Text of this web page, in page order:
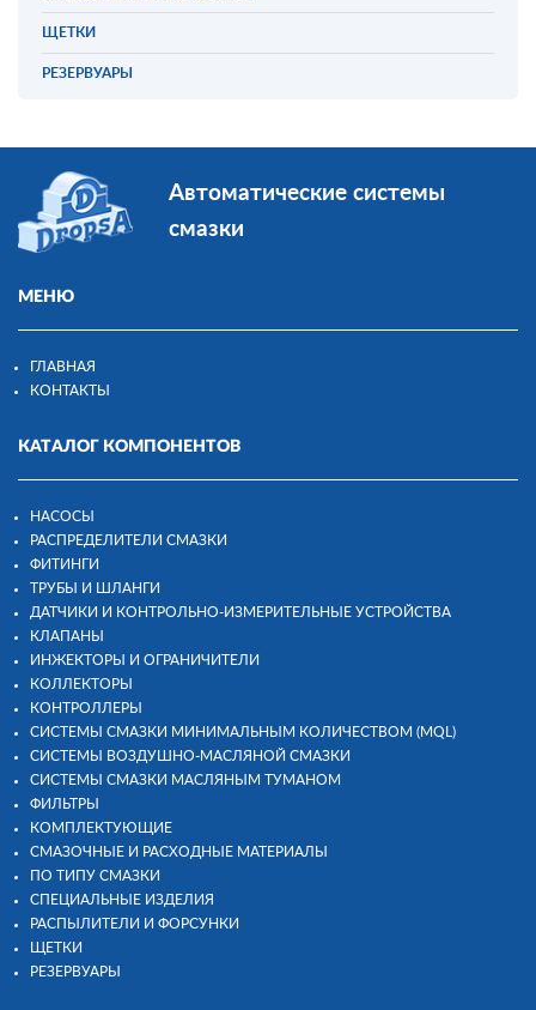
ЩЕТКИ
РЕЗЕРВУАРЫ
Автоматические системы
смазки
МЕНЮ
ГЛАВНАЯ
КОНТАКТЫ
КАТАЛОГ КОМПОНЕНТОВ
НАСОСЫ
РАСПРЕДЕЛИТЕЛИ СМАЗКИ
ФИТИНГИ
ТРУБЫ И ШЛАНГИ
ДАТЧИКИ И КОНТРОЛЬНО-ИЗМЕРИТЕЛЬНЫЕ УСТРОЙСТВА
КЛАПАНЫ
ИНЖЕКТОРЫ И ОГРАНИЧИТЕЛИ
КОЛЛЕКТОРЫ
КОНТРОЛЛЕРЫ
СИСТЕМЫ СМАЗКИ МИНИМАЛЬНЫМ КОЛИЧЕСТВОМ (MQL)
СИСТЕМЫ ВОЗДУШНО-МАСЛЯНОЙ СМАЗКИ
СИСТЕМЫ СМАЗКИ МАСЛЯНЫМ ТУМАНОМ
ФИЛЬТРЫ
КОМПЛЕКТУЮЩИЕ
СМАЗОЧНЫЕ И РАСХОДНЫЕ МАТЕРИАЛЫ
ПО ТИПУ СМАЗКИ
СПЕЦИАЛЬНЫЕ ИЗДЕЛИЯ
РАСПЫЛИТЕЛИ И ФОРСУНКИ
ЩЕТКИ
РЕЗЕРВУАРЫ